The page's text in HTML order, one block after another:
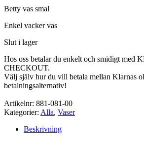
Betty vas smal
Enkel vacker vas
Slut i lager
Hos oss betalar du enkelt och smidigt med
CHECKOUT.
Välj själv hur du vill betala mellan Klarnas
betalningsalternativ!
Artikelnr: 881-081-00
Kategorier: Alla, Vaser
Beskrivning